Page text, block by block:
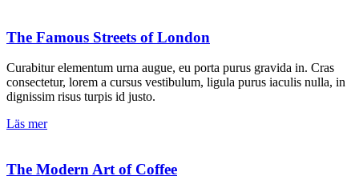
The Famous Streets of London
Curabitur elementum urna augue, eu porta purus gravida in. Cras
consectetur, lorem a cursus vestibulum, ligula purus iaculis nulla, in
dignissim risus turpis id justo.
Läs mer
The Modern Art of Coffee